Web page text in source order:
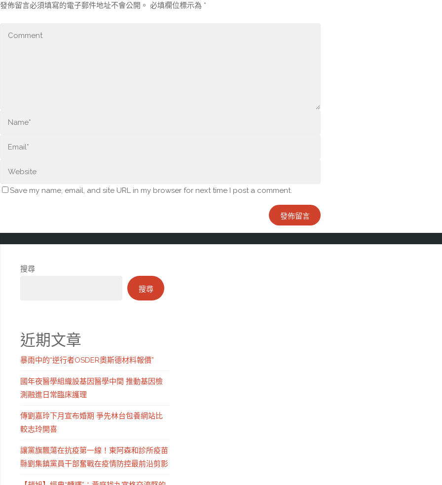
發佈留言必須填寫的電子郵件地址不會公開。 必填欄位標示為 *
Save my name, email, and site URL in my browser for next time I post a comment.
搜尋
搜尋
近期文章
暴雨中的“逆行者OSDER奧斯德材料報價”
國年夜醫學組織設基因醫學中間 推動基因檢
測融進日常臨床護理
傳劉嘉玲下月宣布婚期 爭先林台包養網站比
較志玲開喜
讓黨旗飄蕩在抗疫第一線！東阿森和診所疫苗
縣劉集鎮黨員干部奮戰在疫情防控最前沿剪影